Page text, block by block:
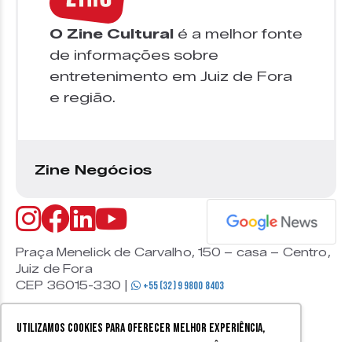
Utilizamos cookies para oferecer melhor experiência,
O Zine Cultural é a melhor fonte
de informações sobre
entretenimento em Juiz de Fora
e região.
Zine Negócios
Praça Menelick de Carvalho, 150 – casa – Centro,
Juiz de Fora
CEP 36015-330 |
+55 (32) 9 9800 8403